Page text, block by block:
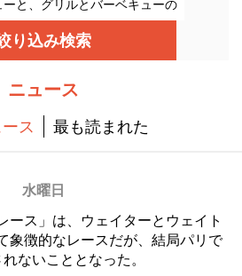
ーと、グリルとバーベキューの
充しました。とはいえ、食べ放
ンは大人1名あたり29€のまま、
されます。
り込み検索
ニュース
ス 最も読まれた
水曜日
ース」は、ウェイターとウェイト
象徴的なレースだが、結局パリで
ないこととなった。